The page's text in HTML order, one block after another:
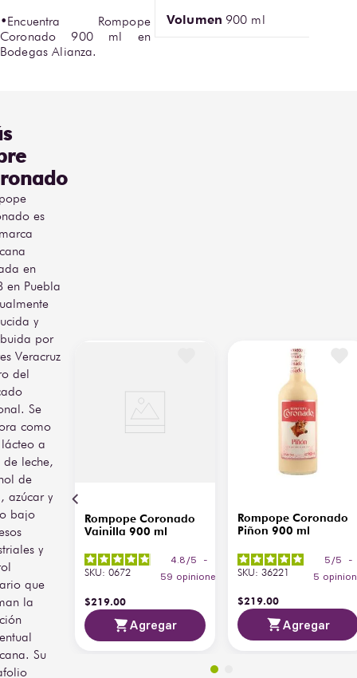
•Encuentra Rompope
Coronado 900 ml en
Bodegas Alianza.
Volumen 900 ml
es
en
en Puebla
y
por
Veracruz
del
Se
como
a
de leche,
de
azúcar y
bajo
y
que
la
Su
Rompope Coronado
Vainilla 900 ml
4.8 /5
-
59 opiniones
SKU: 0672
$219.00
Agregar
Rompope Coronado
Piñon 900 ml
5 /5
-
5
SKU: 36221
$219.00
Agregar